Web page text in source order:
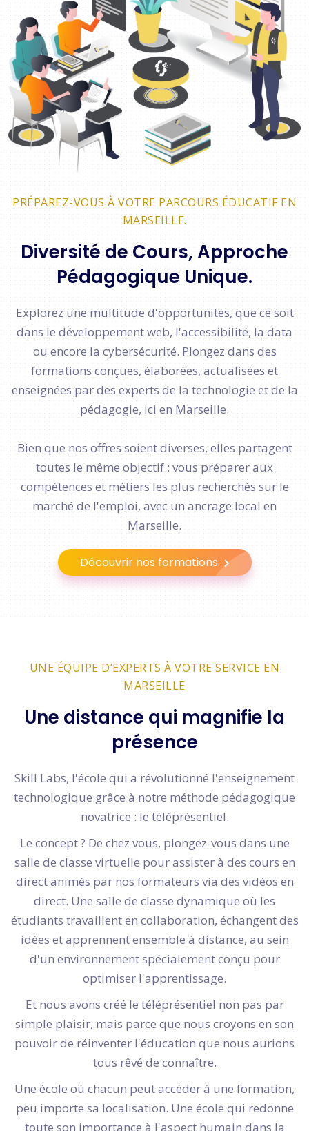
PRÉPAREZ-VOUS À VOTRE PARCOURS ÉDUCATIF EN
MARSEILLE.
Diversité de Cours, Approche
Pédagogique Unique.
Explorez une multitude d'opportunités, que ce soit
dans le développement web, l'accessibilité, la data
ou encore la cybersécurité. Plongez dans des
formations conçues, élaborées, actualisées et
enseignées par des experts de la technologie et de la
pédagogie, ici en Marseille.
Bien que nos offres soient diverses, elles partagent
toutes le même objectif : vous préparer aux
compétences et métiers les plus recherchés sur le
marché de l'emploi, avec un ancrage local en
Marseille.
Découvrir nos formations
UNE ÉQUIPE D’EXPERTS À VOTRE SERVICE EN
MARSEILLE
Une distance qui magnifie la
présence
Skill Labs, l'école qui a révolutionné l'enseignement
technologique grâce à notre méthode pédagogique
novatrice : le téléprésentiel.
Le concept ? De chez vous, plongez-vous dans une
salle de classe virtuelle pour assister à des cours en
direct animés par nos formateurs via des vidéos en
direct. Une salle de classe dynamique où les
étudiants travaillent en collaboration, échangent des
idées et apprennent ensemble à distance, au sein
d'un environnement spécialement conçu pour
optimiser l'apprentissage.
Et nous avons créé le téléprésentiel non pas par
simple plaisir, mais parce que nous croyons en son
pouvoir de réinventer l'éducation que nous aurions
tous rêvé de connaître.
Une école où chacun peut accéder à une formation,
peu importe sa localisation. Une école qui redonne
toute son importance à l'aspect humain dans la